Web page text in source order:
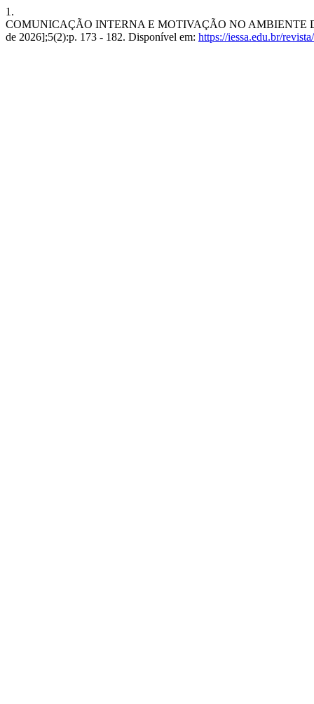
1.
COMUNICAÇÃO INTERNA E MOTIVAÇÃO NO AMBIENTE
de 2026];5(2):p. 173 - 182. Disponível em: https://iessa.edu.br/